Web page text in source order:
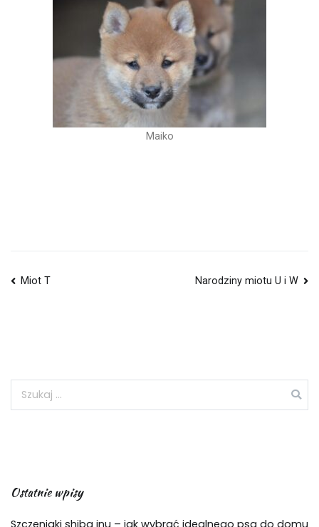
Maiko
Miot T Narodziny miotu U i W
Ostatnie wpisy
Szczeniaki shiba inu – jak wybrać idealnego psa do domu